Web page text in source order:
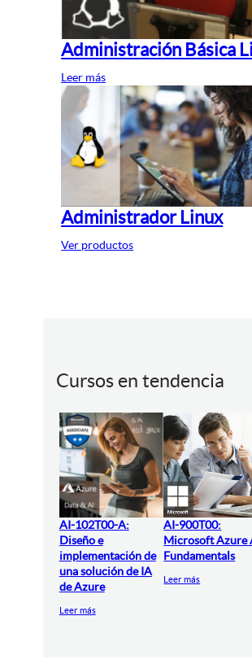
Administración Básica
Leer más
Administrador Linux
Ver productos
Cursos en tendencia
AI-102T00-A:
Diseño e
implementación de
una solución de IA
de Azure
Leer más
AI-900T00:
Microsoft Azure
Fundamentals
Leer más